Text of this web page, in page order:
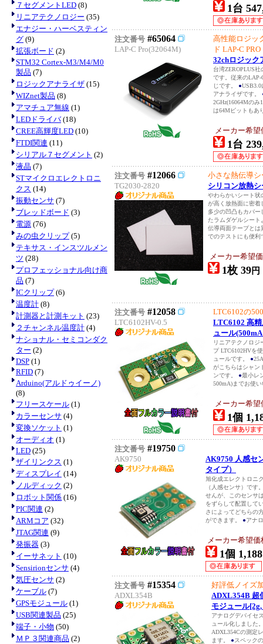
７セグメントLED (8)
リニアテクノロジー (35)
エナジー・ハーベスティン
グ (9)
拡張ボード (2)
STM32 Cortex-M3/M4/M0
製品 (7)
ロジックアナライザ (15)
WIZnet製品 (8)
アマチュア無線 (1)
LEDドライバ(18)
CREE高輝度LED (10)
FTDI関連 (11)
シリアル７セグメント (2)
液晶 (7)
STマイクロエレクトロニ
クス (14)
振動センサ (7)
ブレッドボード (3)
電源 (76)
みの虫クリップ(5)
テキサス・インスツルメン
ツ (28)
プロフェッショナル向け商
品 (7)
ICクリップ(6)
温度計 (8)
計測器と計測キット (23)
２チャンネル温度計 (4)
ナショナル・セミコンダク
ター (2)
DSP (1)
RFID (7)
Arduino(アルドゥイーノ)
(8)
フリースケール (1)
カラーセンサ (4)
変換ソケット (1)
オーディオ (1)
LED (25)
ザイリンクス (1)
ディスプレイ (14)
ノルディック (2)
ロボット関係 (16)
PIC関連 (2)
ARMコア (32)
JTAG関連 (9)
発振器 (3)
イーサネット (10)
Sensirionセンサ (4)
気圧センサ (2)
ケーブル (7)
GPSモジュール (1)
USB関連製品 (25)
端子・小物 (50)
ＭＰ３関連商品 (2)
1台
注文番号 #65064
LAP-C Pro(32064M)
高性能ロジッ
ド LAP-C PRO
32chロジック
台湾ZEROPLUS
です。従来の
じです。 ●
アナライザです。
2GHz(16064Mの
は64Mビットもあ
メーカー希望
1台
注文番号 #12066
TG2030-2820
小さな熱伝導シ
シリコン放熱
やわらかいシート
が高く放熱面に密着
多少の凹凸もカバ
たラムダゲルシー
伝導両面テープとは
でのテストにも便
メーカー希望
1枚 39円
注文番号 #12058
LTC6102HV-0.5
LTC6102の
LTC6102 高
ュール
リニアテクノロジ
プ LTC6102HVを
ュールです。 ●
がこちらはシャン
ンです。 ●最小レ
500mA)までお使
メーカー希
1個
注文番号 #19750
AK9750
AK9750 人感セ
タイプ）
旭化成エレクトロニ
（人感センサ）です
せんが、このセンサ
をずらして配置して
さによってどちらの
ができます。 ●アナ
メーカー希望
1個 1,188
注文番号 #15354
ADXL354B
好評低ノイズ
ADXL354B 超
モジュール
アナログデバイセ
ュール化しました
ADXL354Cの測定
ます。 ●スペック